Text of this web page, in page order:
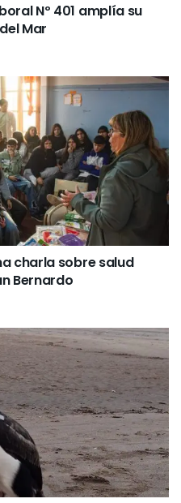
Nº 401 amplía su
Mar
charla sobre salud
Bernardo